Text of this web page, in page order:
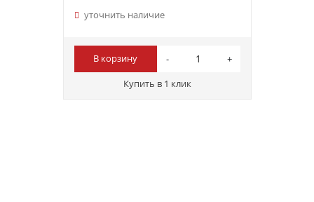
уточнить наличие
В корзину
Купить в 1 клик